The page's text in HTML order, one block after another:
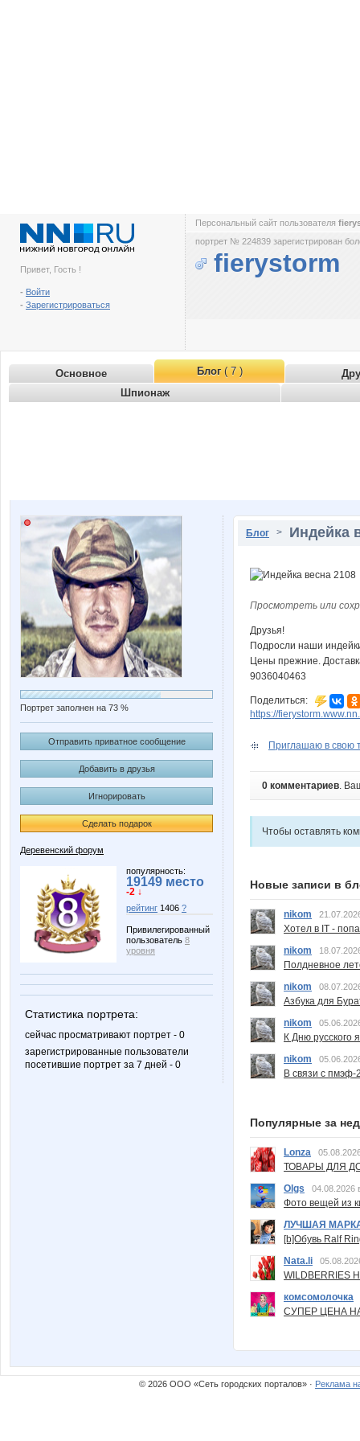
Привет, Гость !
- Войти
- Зарегистрироваться
Персональный сайт пользователя
портрет № 224839 зарегистрирован
fierystorm
Основное Блог( 7 )
Шпионаж
Портрет заполнен на 73 %
Отправить приватное сообщение
Добавить в друзья
Игнорировать
Сделать подарок
Деревенский форум
популярность:
19149 место
-2 ↓
рейтинг 1406 ?
Привилегированный
пользователь 8
уровня
Статистика портрета:
сейчас просматривают портрет - 0
зарегистрированные пользователи
посетившие портрет за 7 дней - 0
Блог > Индейка
Просмотреть или
Друзья!
Подросли наши
Цены прежние.
9036040463
Поделиться:
https://
Приглашаю в свою
0 комментариев.
Чтобы оставлять
Новые записи в
nikom
Хотел в IT -
nikom
Полдневное
nikom
Азбука для
nikom
К Дню русского
nikom
В связи с пмэф-
Популярные за
Lonza
ТОВАРЫ ДЛЯ
Olgs
04.08.2026
Фото вещей из
ЛУЧШАЯ
[b]Обувь Ralf
Nata.li
комсомолочка
СУПЕР ЦЕНА
© 2026 ООО «Сеть городских порталов» · Реклама